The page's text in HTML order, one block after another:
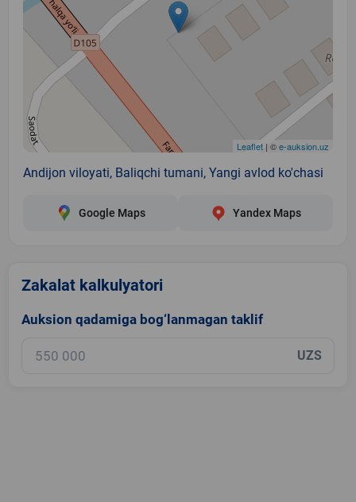
Leaflet | ©e-auksion.uz
Andijon viloyati, Baliqchi tumani, Yangi avlod ko'chasi
Google Maps Yandex Maps
Zakalat kalkulyatori
Auksion qadamiga bog‘lanmagan taklif
UZS